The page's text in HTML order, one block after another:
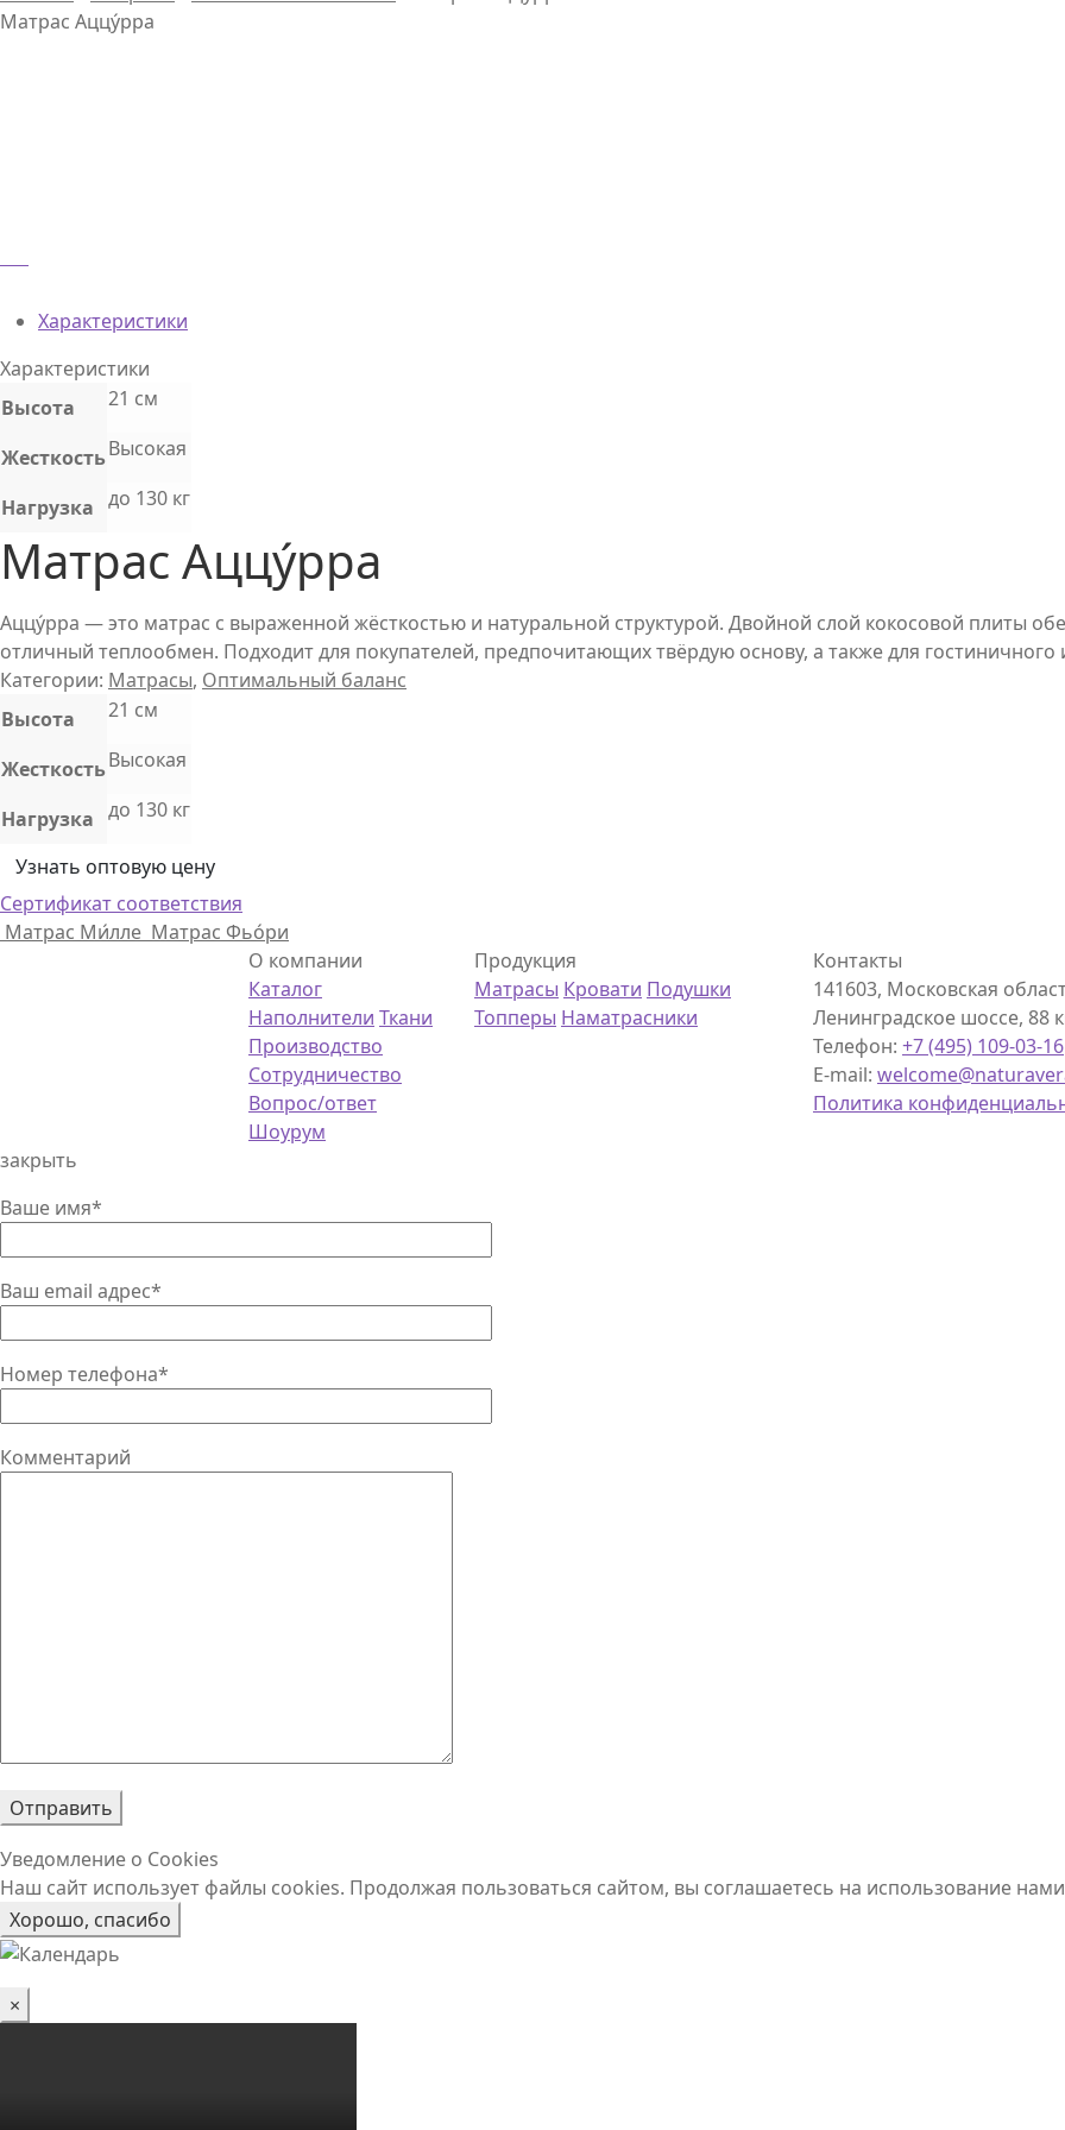
Матрас Аццу́рра
Характеристики
Характеристики
Высота
21 см
ЖесткостьВысокая
Нагрузка до 130 кг
Матрас Аццу́рра
Аццу́рра — это матрас с выраженной жёсткостью и натуральной структурой. Двойной слой кокосовой плиты
отличный теплообмен. Подходит для покупателей, предпочитающих твёрдую основу, а также для гостиничного
Категории: Матрасы, Оптимальный баланс
Высота
21 см
ЖесткостьВысокая
Нагрузка до 130 кг
Узнать оптовую цену
Сертификат соответствия
Матрас Ми́лле Матрас Фьо́ри
О компании
Каталог
Наполнители Ткани
Производство
Сотрудничество
Вопрос/ответ
Шоурум
Продукция
Матрасы Кровати Подушки
Топперы Наматрасники
Контакты
141603, Московская
Ленинградское шоссе, 88
Телефон: +7 (495) 109-03-16
E-mail:
Политика
закрыть
Ваше имя*
Ваш email адрес*
Номер телефона*
Комментарий
Уведомление о Cookies
Наш сайт использует файлы cookies. Продолжая пользоваться сайтом, вы соглашаетесь на использование
Хорошо, спасибо
×